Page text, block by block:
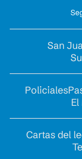
San
Policiales
Cartas del